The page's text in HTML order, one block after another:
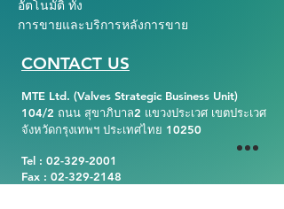
อัตโนมัติ ทั้ง
การขายและบริการหลังการขาย
CONTACT US
MTE Ltd. (Valves Strategic Business Unit)
104/2 ถนน สุขาภิบาล2 แขวงประเวศ เขตประเวศ
จังหวัดกรุงเทพฯ ประเทศไทย 10250
Tel : 02-329-2001
Fax : 02-329-2148